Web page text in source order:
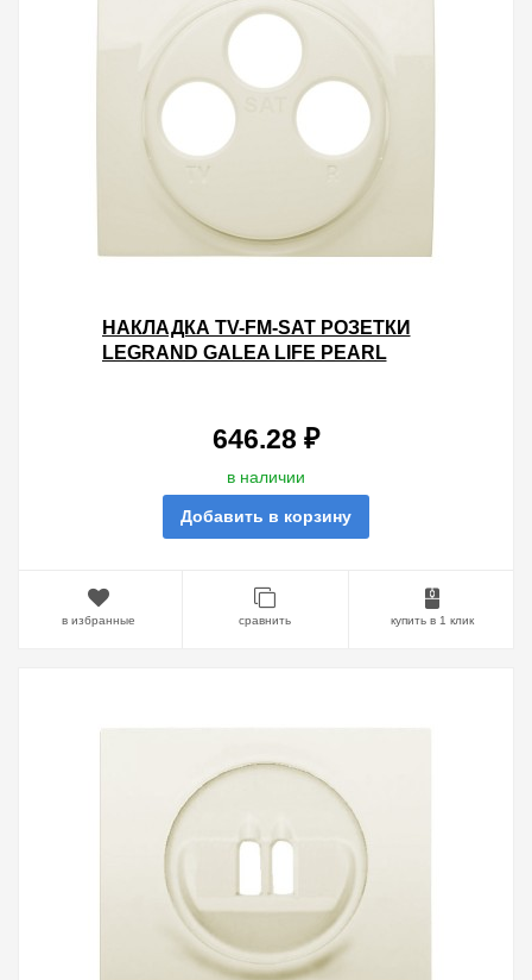
НАКЛАДКА TV-FM-SAT РОЗЕТКИ
LEGRAND GALEA LIFE PEARL
646.28 ₽
в наличии
Добавить в корзину
в избранные сравнить купить в 1 клик